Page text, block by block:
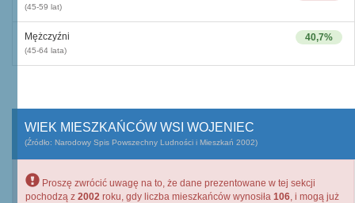
(45-59 lat)
40,7%
Mężczyźni
(45-64 lata)
WIEK MIESZKAŃCÓW WSI WOJENIEC
(Źródło: Narodowy Spis Powszechny Ludności i Mieszkań 2002)
Proszę zwrócić uwagę na to, że dane prezentowane w tej sekcji
pochodzą z 2002 roku, gdy liczba mieszkańców wynosiła 106, i mogą już